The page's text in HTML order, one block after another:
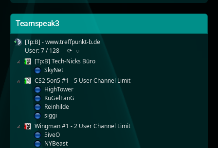
Teamspeak3
[Tp:B] - www.treffpunkt-b.de
User: 7 / 128
⟳ ◌
[Tp:B] Tech-Nicks Büro
SkyNet
CS2 5on5 #1 - 5 User Channel Limit
HighTower
KuGelFanG
Reinhilde
siggi
Wingman #1 - 2 User Channel Limit
5iveO
NYBeast